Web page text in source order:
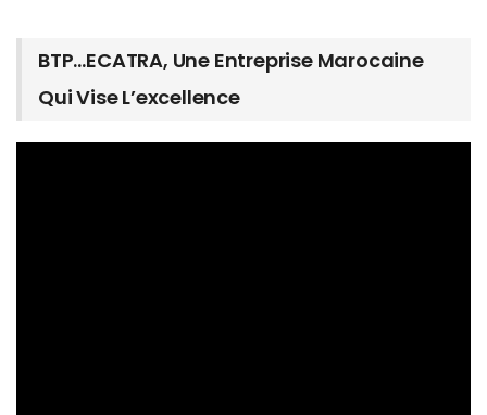
BTP…ECATRA, Une Entreprise Marocaine
Qui Vise L’excellence